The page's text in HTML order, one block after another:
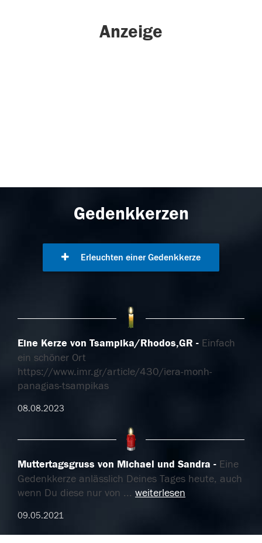
Anzeige
Gedenkkerzen
Erleuchten einer Gedenkkerze
Eine Kerze von Tsampika/Rhodos,GR
Einfach
ein schöner Ort
https://www.imr.gr/article/430/iera-monh-
panagias-tsampikas
08.08.2023
Muttertagsgruss von Michael und Sandra
Eine
Gedenkkerze anlässlich Deines Tages heute, auch
wenn Du diese nur von ... weiterlesen
09.05.2021